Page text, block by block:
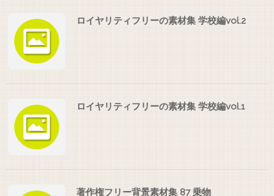
ロイヤリティフリーの素材集 学校編vol.2
ロイヤリティフリーの素材集 学校編vol.1
著作権フリー背景素材集 87 乗物